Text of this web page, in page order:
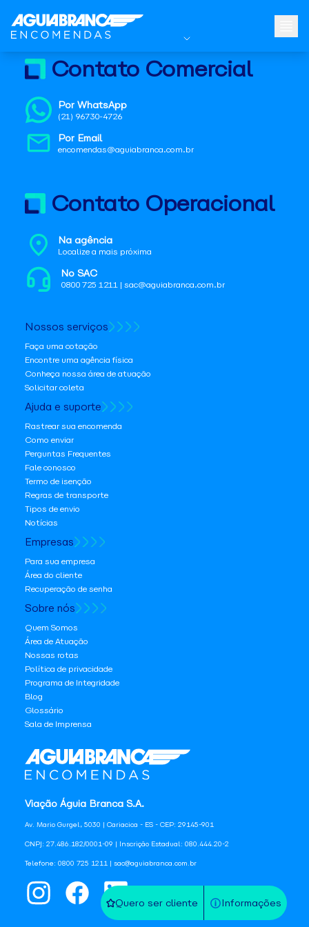
Quero ser cliente Informações
Viação Águia Branca S.A.
Av. Mario Gurgel, 5030 | Cariacica - ES - CEP: 29145-901
CNPJ: 27.486.182/0001-09 | Inscrição Estadual: 080.444.20-2
Telefone: 0800 725 1211 | sac@aguiabranca.com.br
Contato Comercial
Por WhatsApp
(21) 96730-4726
Por Email
encomendas@aguiabranca.com.br
Contato Operacional
Na agência
Localize a mais próxima
No SAC
0800 725 1211 | sac@aguiabranca.com.br
Nossos serviços
Faça uma cotação
Encontre uma agência física
Conheça nossa área de atuação
Solicitar coleta
Ajuda e suporte
Rastrear sua encomenda
Como enviar
Perguntas Frequentes
Fale conosco
Termo de isenção
Regras de transporte
Tipos de envio
Notícias
Empresas
Para sua empresa
Área do cliente
Recuperação de senha
Sobre nós
Quem Somos
Área de Atuação
Nossas rotas
Política de privacidade
Programa de Integridade
Blog
Glossário
Sala de Imprensa